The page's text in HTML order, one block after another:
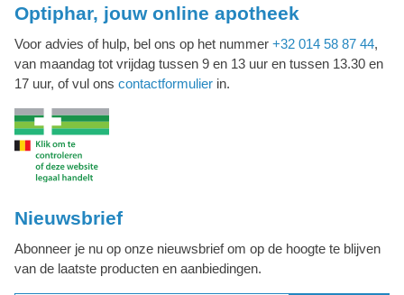
Optiphar, jouw online apotheek
Voor advies of hulp, bel ons op het nummer +32 014 58 87 44,
van maandag tot vrijdag tussen 9 en 13 uur en tussen 13.30 en
17 uur, of vul ons contactformulier in.
Nieuwsbrief
Abonneer je nu op onze nieuwsbrief om op de hoogte te blijven
van de laatste producten en aanbiedingen.